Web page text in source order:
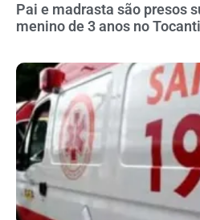
Pai e madrasta são presos
menino de 3 anos no